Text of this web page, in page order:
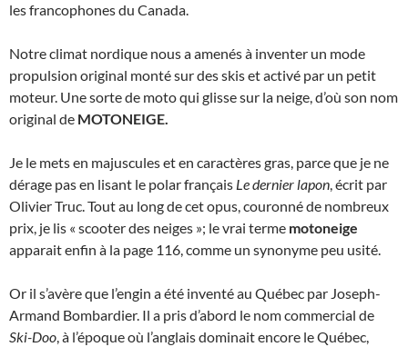
les francophones du Canada.
Notre climat nordique nous a amenés à inventer un mode
propulsion original monté sur des skis et activé par un petit
moteur. Une sorte de moto qui glisse sur la neige, d’où son nom
original de MOTONEIGE.
Je le mets en majuscules et en caractères gras, parce que je ne
dérage pas en lisant le polar français Le dernier lapon, écrit par
Olivier Truc. Tout au long de cet opus, couronné de nombreux
prix, je lis « scooter des neiges »; le vrai terme motoneige
apparait enfin à la page 116, comme un synonyme peu usité.
Or il s’avère que l’engin a été inventé au Québec par Joseph-
Armand Bombardier. Il a pris d’abord le nom commercial de
Ski-Doo, à l’époque où l’anglais dominait encore le Québec,